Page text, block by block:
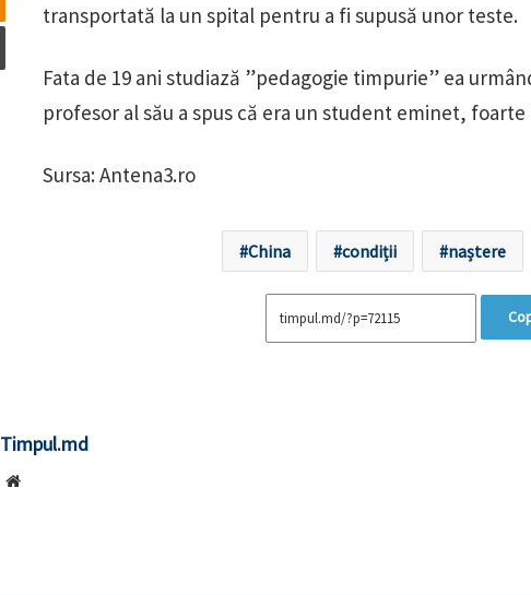
transportată la un spital pentru a fi supusă unor teste.
Fata de 19 ani studiază ”pedagogie timpurie” ea
profesor al său a spus că era un student eminet,
Sursa: Antena3.ro
China condiții naștere
Tipărește
Timpul.md